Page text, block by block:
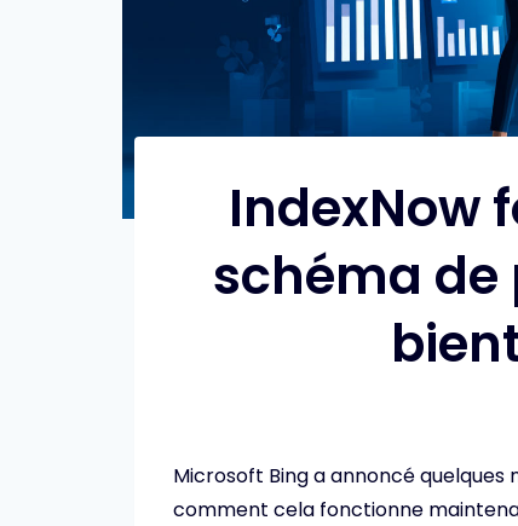
IndexNow
schéma de
Microsoft Bing a annoncé quelques
comment cela fonctionne